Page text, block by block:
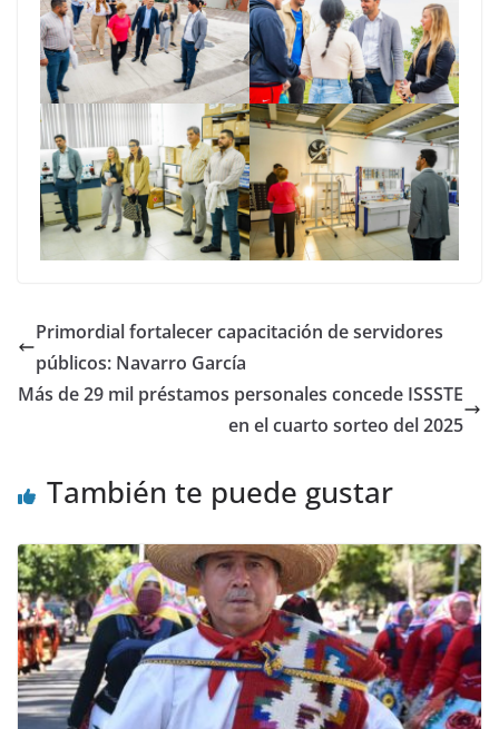
Primordial fortalecer capacitación de servidores
públicos: Navarro García
Más de 29 mil préstamos personales concede ISSSTE
en el cuarto sorteo del 2025
También te puede gustar